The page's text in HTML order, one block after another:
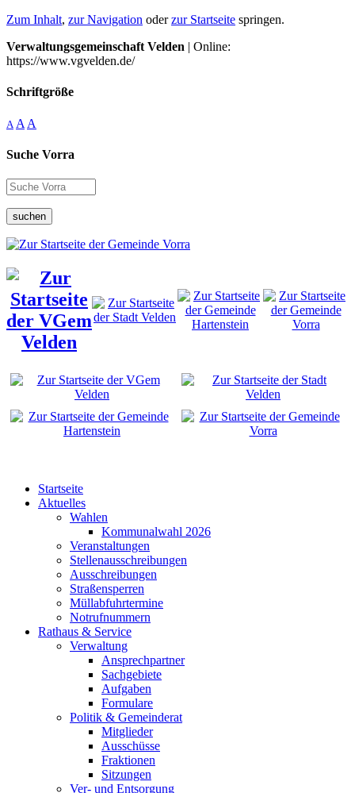
Zum Inhalt, zur Navigation oderzur Startseite springen.
Verwaltungsgemeinschaft Velden | Online:
https://www.vgvelden.de/
Schriftgröße
A A A
Suche Vorra
suchen
Startseite
Aktuelles
Wahlen
Kommunalwahl 2026
Veranstaltungen
Stellenausschreibungen
Ausschreibungen
Straßensperren
Müllabfuhrtermine
Notrufnummern
Rathaus & Service
Verwaltung
Ansprechpartner
Sachgebiete
Aufgaben
Formulare
Politik & Gemeinderat
Mitglieder
Ausschüsse
Fraktionen
Sitzungen
Ver- und Entsorgung